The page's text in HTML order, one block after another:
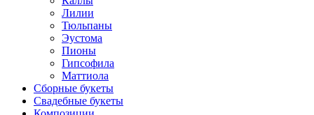
Лилии
Тюльпаны
Эустома
Пионы
Гипсофила
Маттиола
Сборные букеты
Свадебные букеты